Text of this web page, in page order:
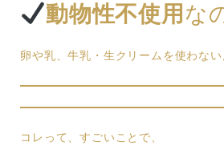
動物性不使用 な
卵や乳、牛乳・生クリームを使わない
コレって、すごいことで、